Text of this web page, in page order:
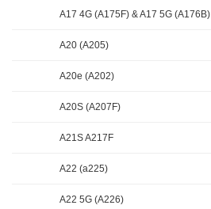
A17 4G (A175F) & A17 5G (A176B)
A20 (A205)
A20e (A202)
A20S (A207F)
A21S A217F
A22 (a225)
A22 5G (A226)